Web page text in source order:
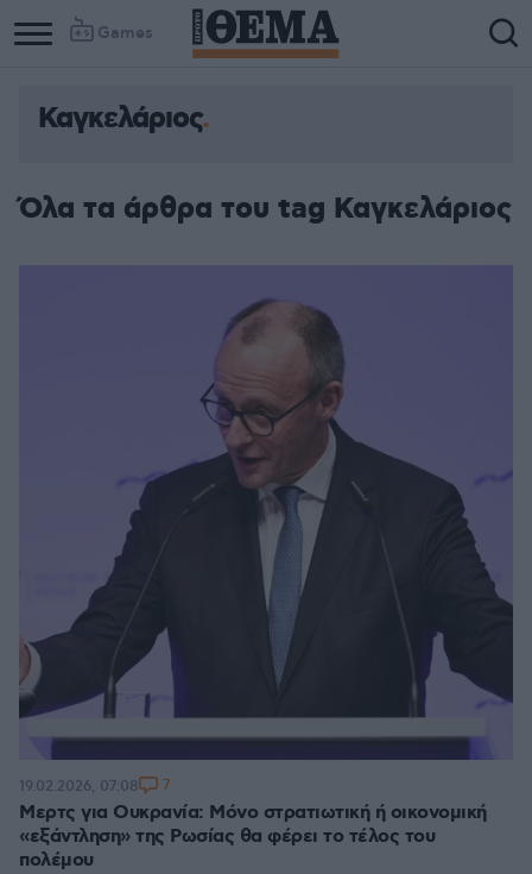
Games
Καγκελάριος
Όλα τα άρθρα του tag Καγκελάριος
Μερτς για Ουκρανία: Μόνο στρατιωτική ή οικονομική
«εξάντληση» της Ρωσίας θα φέρει το τέλος του
πολέμου
19.02.2026, 07:08 7